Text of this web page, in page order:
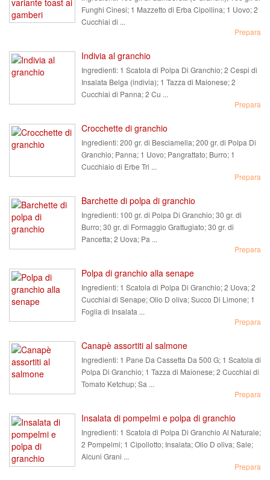
Funghi Cinesi; 1 Mazzetto di Erba Cipollina; 1 Uovo; 2
Cucchiai di ...
Prepara
Indivia al granchio
Ingredienti: 1 Scatola di Polpa Di Granchio; 2 Cespi di
Insalata Belga (indivia); 1 Tazza di Maionese; 2
Cucchiai di Panna; 2 Cu ...
Prepara
Crocchette di granchio
Ingredienti:200 gr. di Besciamella; 200 gr. di Polpa Di
Granchio; Panna; 1 Uovo; Pangrattato; Burro; 1
Cucchiaio di Erbe Tri ...
Prepara
Barchette di polpa di granchio
Ingredienti: 100 gr. di Polpa Di Granchio; 30 gr. di
Burro; 30 gr. di Formaggio Grattugiato; 30 gr. di
Pancetta; 2 Uova; Pa ...
Prepara
Polpa di granchio alla senape
Ingredienti: 1 Scatola di Polpa Di Granchio; 2 Uova; 2
Cucchiai di Senape; Olio D oliva; Succo Di Limone; 1
Foglia di Insalata ...
Prepara
Canapè assortiti al salmone
Ingredienti: 1 Pane Da Cassetta Da 500 G; 1 Scatola di
Polpa Di Granchio; 1 Tazza di Maionese; 2 Cucchiai di
Tomato Ketchup; Sa ...
Prepara
Insalata di pompelmi e polpa di granchio
Ingredienti: 1 Scatola di Polpa Di Granchio Al Naturale;
2 Pompelmi; 1 Cipollotto; Insalata; Olio D oliva; Sale;
Alcuni Grani ...
Prepara